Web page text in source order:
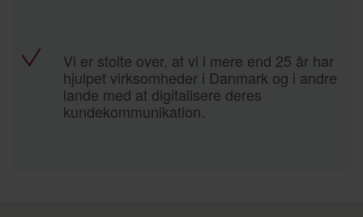
Vi er stolte over, at vi i mere end 25 år har
hjulpet virksomheder i Danmark og i andre
lande med at digitalisere deres
kundekommunikation.